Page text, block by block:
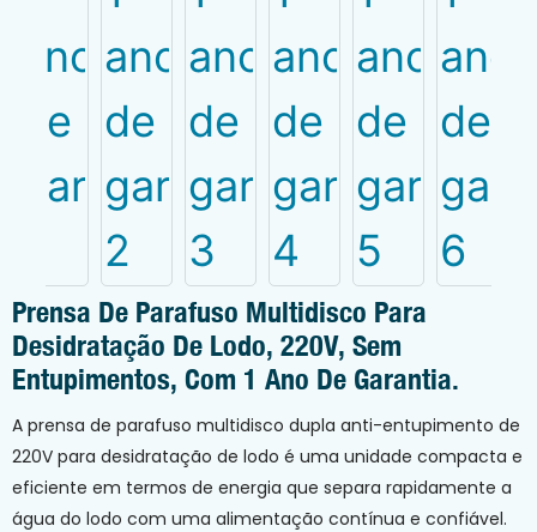
Prensa De Parafuso Multidisco Para
Desidratação De Lodo, 220V, Sem
Entupimentos, Com 1 Ano De Garantia.
A prensa de parafuso multidisco dupla anti-entupimento de
220V para desidratação de lodo é uma unidade compacta e
eficiente em termos de energia que separa rapidamente a
água do lodo com uma alimentação contínua e confiável.